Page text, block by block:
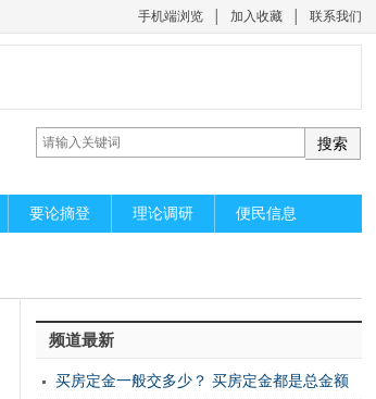
手机端浏览 加入收藏 联系我们
要论摘登 理论调研 便民信息
频道最新
买房定金一般交多少？ 买房定金都是总金额